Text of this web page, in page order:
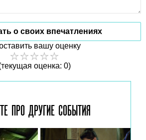
о своих впечатлениях
вашу оценку
оценка: 0)
ПРО ДРУГИЕ СОБЫТИЯ